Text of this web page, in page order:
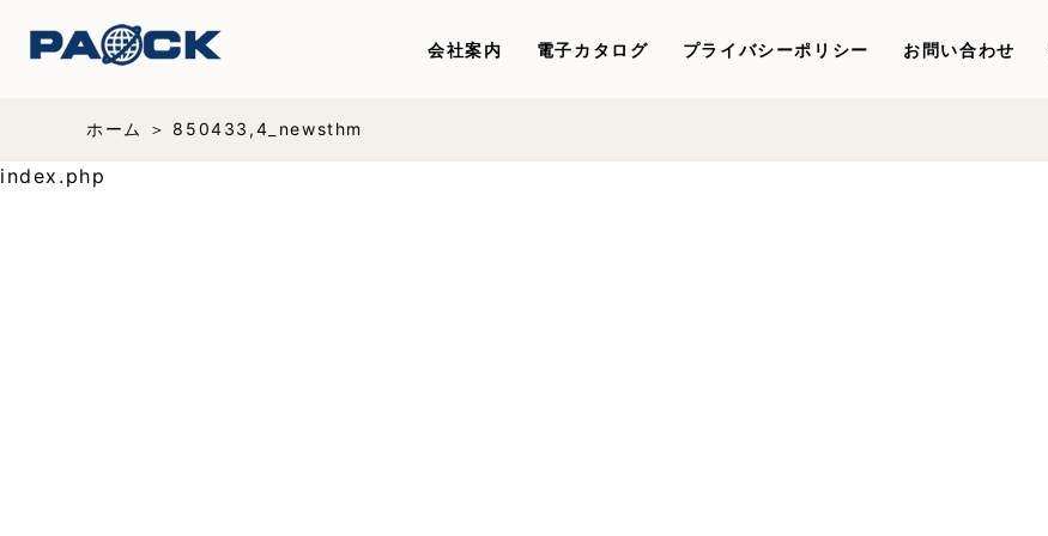
会社案内 電子カタログ プライバシーポリシー お問い合わせ
ホーム 850433,4_newsthm
index.php